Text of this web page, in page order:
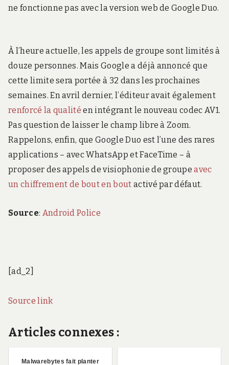
ne fonctionne pas avec la version web de Google Duo.
À l’heure actuelle, les appels de groupe sont limités à
douze personnes. Mais Google a déjà annoncé que
cette limite sera portée à 32 dans les prochaines
semaines. En avril dernier, l’éditeur avait également
renforcé la qualité en intégrant le nouveau codec AV1.
Pas question de laisser le champ libre à Zoom.
Rappelons, enfin, que Google Duo est l’une des rares
applications – avec WhatsApp et FaceTime – à
proposer des appels de visiophonie de groupeavec
un chiffrement de bout en bout activé par défaut.
Source: Android Police
[ad_2]
Source link
Articles connexes :
Malwarebytes fait planter